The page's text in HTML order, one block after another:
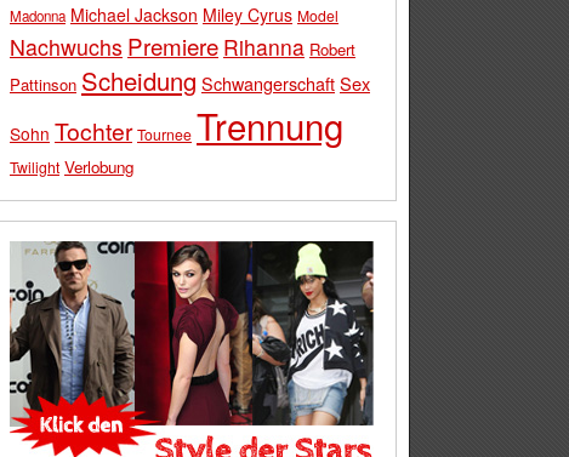
Madonna Michael Jackson Miley Cyrus Model
Nachwuchs Premiere Rihanna Robert
Pattinson Scheidung SchwangerschaftSex
Sohn Tochter Tournee Trennung
Twilight Verlobung